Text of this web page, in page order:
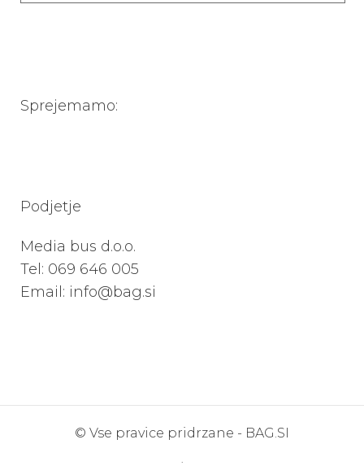
Sprejemamo:
Podjetje
Media bus d.o.o.
Tel: 069 646 005
Email: info@bag.si
© Vse pravice pridrzane - BAG.SI
.